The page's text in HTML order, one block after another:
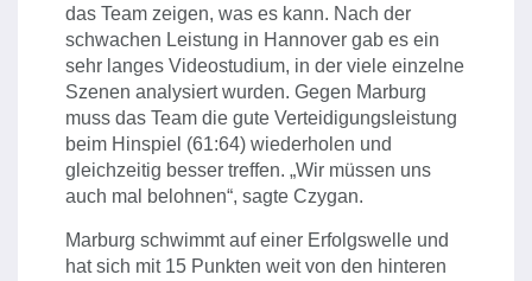
das Team zeigen, was es kann. Nach der
schwachen Leistung in Hannover gab es ein
sehr langes Videostudium, in der viele einzelne
Szenen analysiert wurden. Gegen Marburg
muss das Team die gute Verteidigungsleistung
beim Hinspiel (61:64) wiederholen und
gleichzeitig besser treffen. „Wir müssen uns
auch mal belohnen“, sagte Czygan.
Marburg schwimmt auf einer Erfolgswelle und
hat sich mit 15 Punkten weit von den hinteren